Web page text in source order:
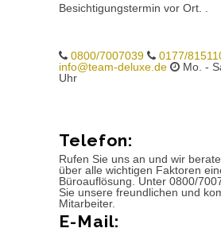
Besichtigungstermin vor Ort. .
0800/7007039
0177/
info@team-deluxe.de
Mo. -
Uhr
Telefon:
Rufen Sie uns an und wir
über alle wichtigen Faktoren
Büroauflösung. Unter 0800/
Sie unsere freundlichen und
Mitarbeiter.
E-Mail: